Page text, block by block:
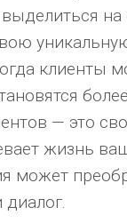
клиенты
— это
жизнь
может
диалог.